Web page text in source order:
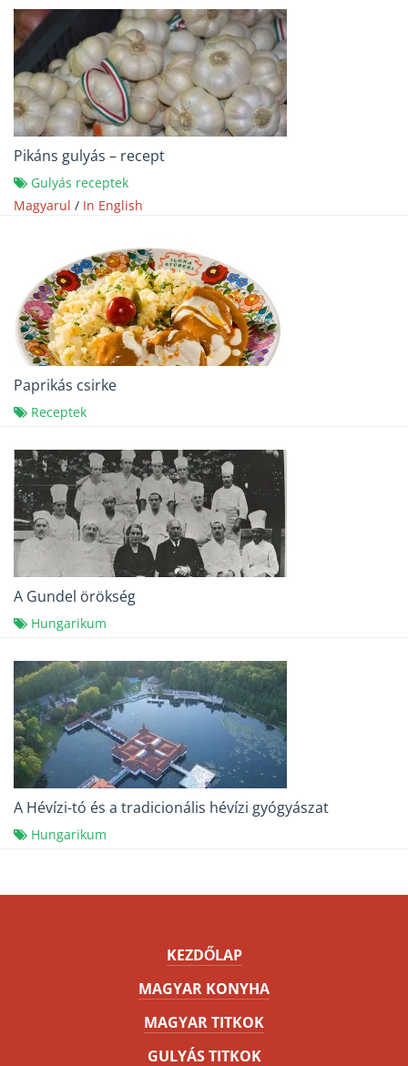
Pikáns gulyás – recept
Gulyás receptek
Magyarul / In English
Paprikás csirke
Receptek
A Gundel örökség
Hungarikum
A Hévízi-tó és a tradicionális hévízi gyógyászat
Hungarikum
KEZDŐLAP
MAGYAR KONYHA
MAGYAR TITKOK
GULYÁS TITKOK